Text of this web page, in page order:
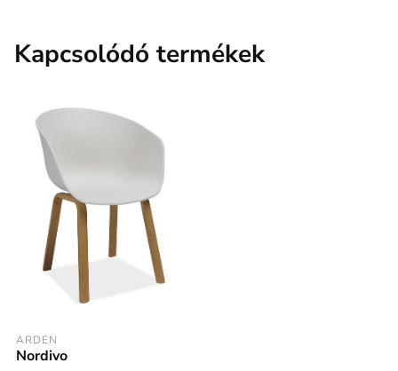
Kapcsolódó termékek
ARDEN
Nordivo